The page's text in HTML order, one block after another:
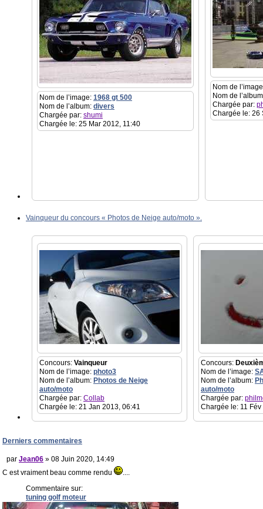
Nom de l’image: 1968 gt 500
Nom de l’album: divers
Chargée par: shumi
Chargée le: 25 Mar 2012, 11:40
Nom de
Nom de
Chargée par:
Chargée le: 26
Vainqueur du concours « Photos de Neige auto/moto ».
Concours: Vainqueur
Nom de l’image: photo3
Nom de l’album: Photos de Neige
auto/moto
Chargée par: Collab
Chargée le: 21 Jan 2013, 06:41
Concours:
Nom de l’image:
Nom de l’album:
auto/moto
Chargée par:
Chargée le: 11
Derniers commentaires
par Jean06 » 08 Juin 2020, 14:49
C est vraiment beau comme rendu
....
Commentaire sur:
tuning golf moteur